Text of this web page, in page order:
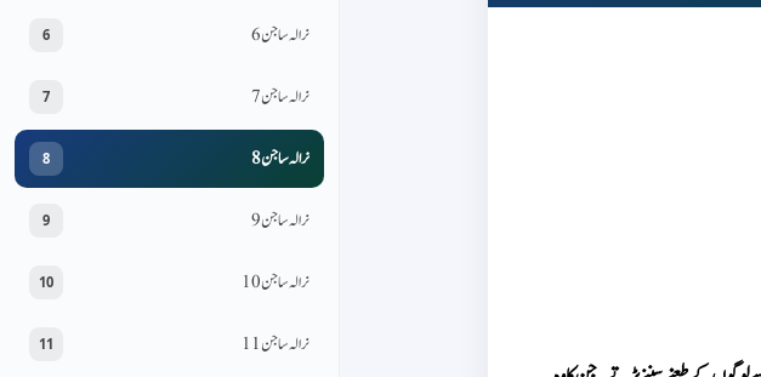
6 نرالہ ساجن 6
7 نرالہ ساجن 7
8 نرالہ ساجن 8
9 نرالہ ساجن 9
10 نرالہ ساجن 10
11 نرالہ ساجن 11